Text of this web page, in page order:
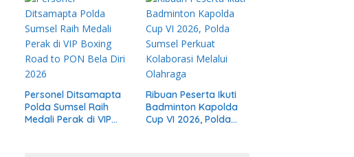
Personel Ditsamapta
Polda Sumsel Raih
Medali Perak di VIP
Ribuan Peserta Ikuti
Badminton Kapolda
Cup VI 2026, Polda